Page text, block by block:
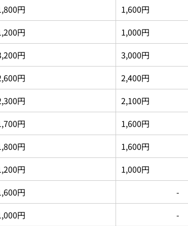
円
1,600円
円
1,000円
円
3,000円
円
2,400円
円
2,100円
円
1,600円
円
1,600円
円
1,000円
円
-
円 -